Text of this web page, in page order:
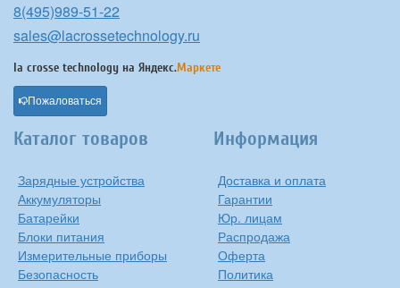
8(495)989-51-22
sales@lacrossetechnology.ru
la crosse technology на Яндекс.Маркете
Пожаловаться
Каталог товаров
Зарядные устройства
Аккумуляторы
Батарейки
Блоки питания
Измерительные приборы
Безопасность
Информация
Доставка и оплата
Гарантии
Юр. лицам
Распродажа
Оферта
Политика